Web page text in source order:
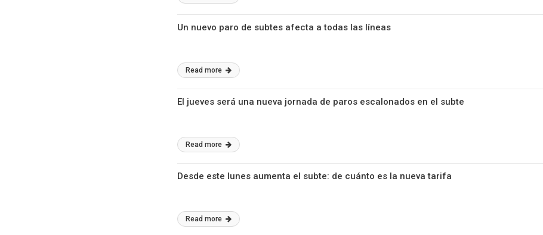
Un nuevo paro de subtes afecta a todas las líneas
Read more
El jueves será una nueva jornada de paros escalonados en el subte
Read more
Desde este lunes aumenta el subte: de cuánto es la nueva tarifa
Read more